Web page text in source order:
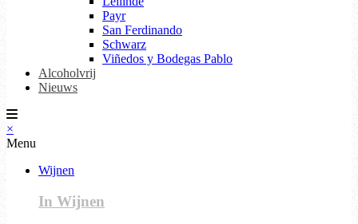
Payr
San Ferdinando
Schwarz
Viñedos y Bodegas Pablo
Alcoholvrij
Nieuws
×
Menu
Wijnen
In Wijnen